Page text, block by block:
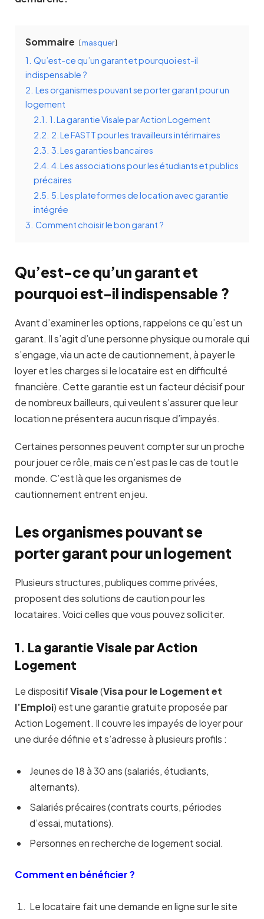
Sommaire masquer
1. Qu’est-ce qu’un garant et pourquoi est-il
indispensable ?
2. Les organismes pouvant se porter garant pour un
logement
2.1. 1. La garantie Visale par Action Logement
2.2. 2. Le FASTT pour les travailleurs intérimaires
2.3. 3. Les garanties bancaires
2.4. 4. Les associations pour les étudiants et publics
précaires
2.5. 5. Les plateformes de location avec garantie
intégrée
3. Comment choisir le bon garant ?
Qu’est-ce qu’un garant et
pourquoi est-il indispensable ?
Avant d’examiner les options, rappelons ce qu’est un
garant. Il s’agit d’une personne physique ou morale qui
s’engage, via un acte de cautionnement, à payer le
loyer et les charges si le locataire est en difficulté
financière. Cette garantie est un facteur décisif pour
de nombreux bailleurs, qui veulent s’assurer que leur
location ne présentera aucun risque d’impayés.
Certaines personnes peuvent compter sur un proche
pour jouer ce rôle, mais ce n’est pas le cas de tout le
monde. C’est là que les organismes de
cautionnement entrent en jeu.
Les organismes pouvant se
porter garant pour un logement
Plusieurs structures, publiques comme privées,
proposent des solutions de caution pour les
locataires. Voici celles que vous pouvez solliciter.
1. La garantie Visale par Action
Logement
Le dispositifVisale(Visa pour le Logement et
l’Emploi) est une garantie gratuite proposée par
Action Logement. Il couvre les impayés de loyer pour
une durée définie et s’adresse à plusieurs profils :
Jeunes de 18 à 30 ans (salariés, étudiants,
alternants).
Salariés précaires (contrats courts, périodes
d’essai, mutations).
Personnes en recherche de logement social.
Comment en bénéficier ?
Le locataire fait une demande en ligne sur le site